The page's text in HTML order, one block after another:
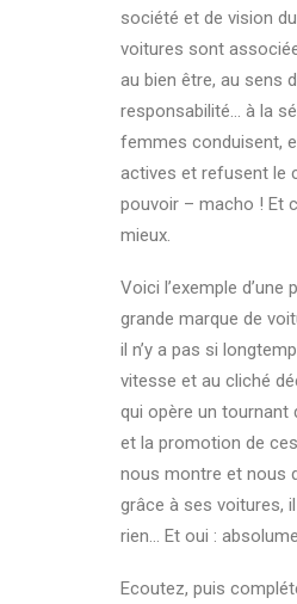
société et de vision
voitures sont
au bien être, au sens
responsabilité… à la
femmes conduisent,
actives et refusent le
pouvoir – macho ! Et
mieux.
Voici l’exemple d’une
grande marque de
il n’y a pas si
vitesse et au cliché
qui opère un tournant
et la promotion de
nous montre et nous
grâce à ses voitures,
rien… Et oui :
Ecoutez, puis